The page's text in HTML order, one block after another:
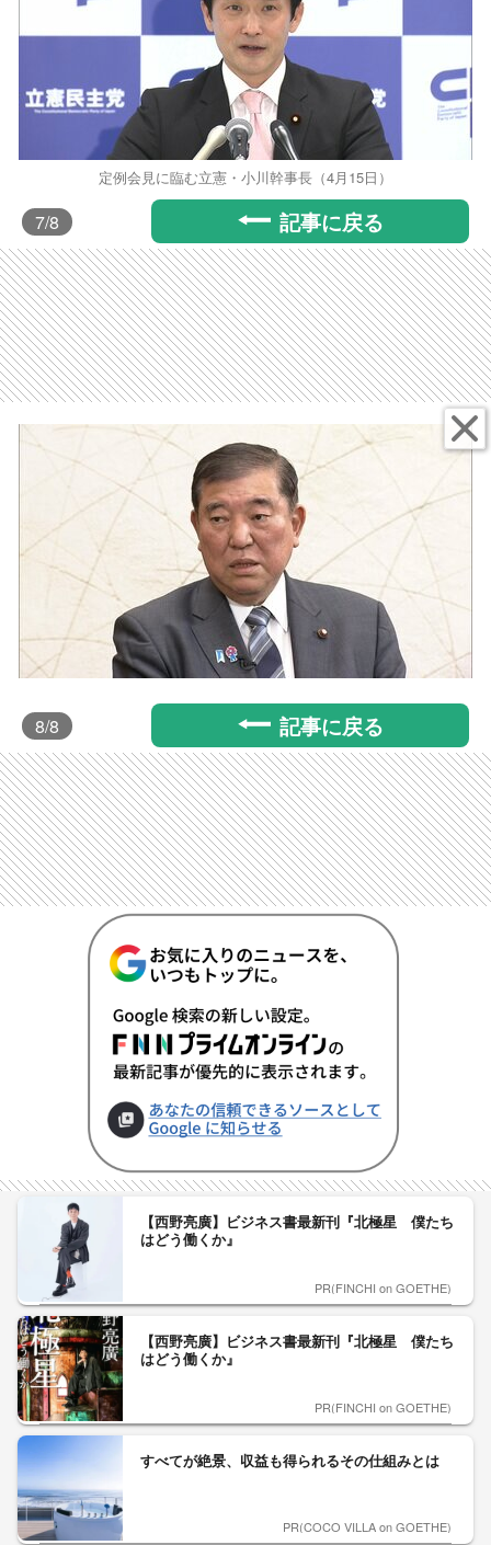
定例会見に臨む立憲・小川幹事長（4月15日）
7/8 記事に戻る
8/8 記事に戻る
【西野亮廣】ビジネス書最新刊『北極星 僕たち
はどう働くか』
PR(FINCHI on GOETHE)
【西野亮廣】ビジネス書最新刊『北極星 僕たち
はどう働くか』
PR(FINCHI on GOETHE)
すべてが絶景、収益も得られるその仕組みとは
PR(COCO VILLA on GOETHE)